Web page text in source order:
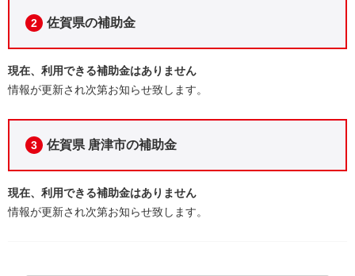
2 佐賀県の補助金
現在、利用できる補助金はありません
情報が更新され次第お知らせ致します。
3 佐賀県 唐津市の補助金
現在、利用できる補助金はありません
情報が更新され次第お知らせ致します。